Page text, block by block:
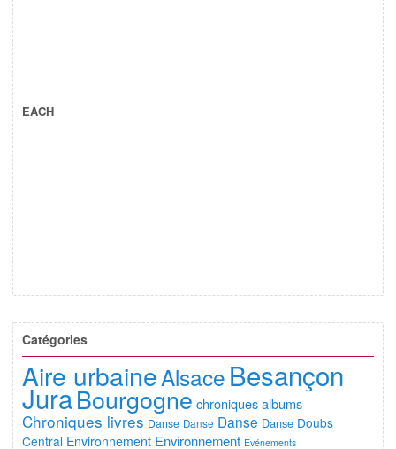
EACH
Catégories
Aire urbaineAlsace Besançon
JuraBourgogne chroniques albums
Chroniques livres Danse Danse Danse Danse Doubs
Central Environnement Environnement Evénements